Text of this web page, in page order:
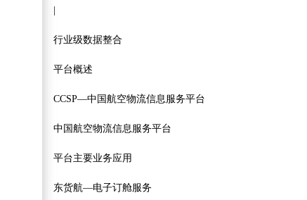
行业级数据整合
平台概述
CCSP—中国航空物流信息服务平台
中国航空物流信息服务平台
平台主要业务应用
东货航—电子订舱服务